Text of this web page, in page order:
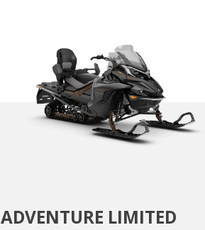
ADVENTURE LIMITED